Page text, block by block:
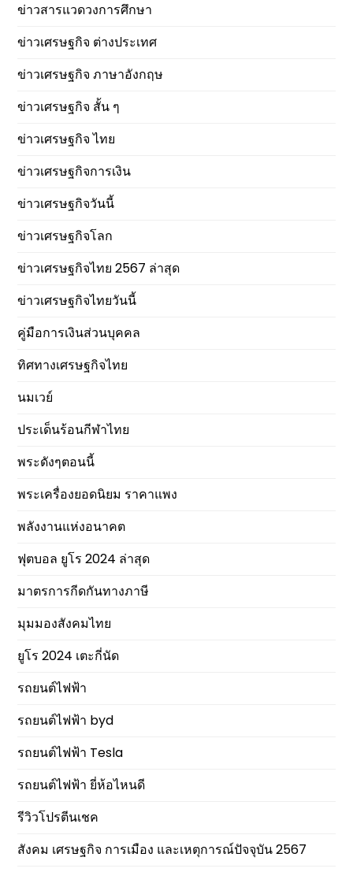
ข่าวสารแวดวงการศึกษา
ข่าวเศรษฐกิจ ต่างประเทศ
ข่าวเศรษฐกิจ ภาษาอังกฤษ
ข่าวเศรษฐกิจ สั้น ๆ
ข่าวเศรษฐกิจ ไทย
ข่าวเศรษฐกิจการเงิน
ข่าวเศรษฐกิจวันนี้
ข่าวเศรษฐกิจโลก
ข่าวเศรษฐกิจไทย 2567 ล่าสุด
ข่าวเศรษฐกิจไทยวันนี้
คู่มือการเงินส่วนบุคคล
ทิศทางเศรษฐกิจไทย
นมเวย์
ประเด็นร้อนกีฬาไทย
พระดังๆตอนนี้
พระเครื่องยอดนิยม ราคาแพง
พลังงานแห่งอนาคต
ฟุตบอล ยูโร 2024 ล่าสุด
มาตรการกีดกันทางภาษี
มุมมองสังคมไทย
ยูโร 2024 เตะกี่นัด
รถยนต์ไฟฟ้า
รถยนต์ไฟฟ้า byd
รถยนต์ไฟฟ้า Tesla
รถยนต์ไฟฟ้า ยี่ห้อไหนดี
รีวิวโปรตีนเชค
สังคม เศรษฐกิจ การเมือง และเหตุการณ์ปัจจุบัน 2567